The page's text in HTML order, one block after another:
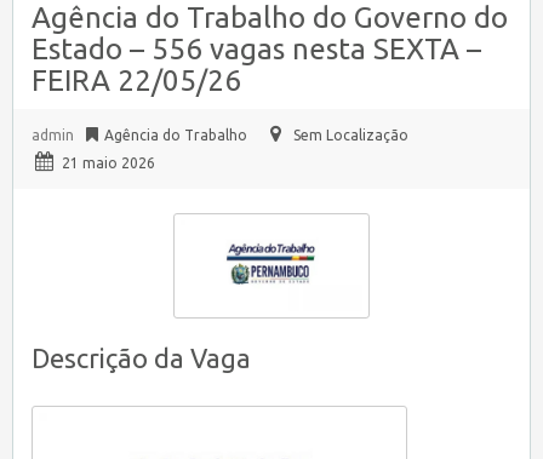
Agência do Trabalho do Governo do
Estado – 556 vagas nesta SEXTA –
FEIRA 22/05/26
admin Agência do Trabalho
Sem Localização
21 maio 2026
Descrição da Vaga